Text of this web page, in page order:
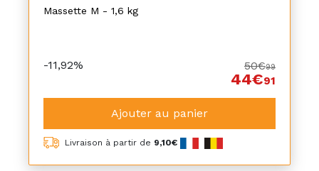
Massette M - 1,6 kg
-11,92% 50€99
44€91
Ajouter au panier
Livraison à partir de 9,10€